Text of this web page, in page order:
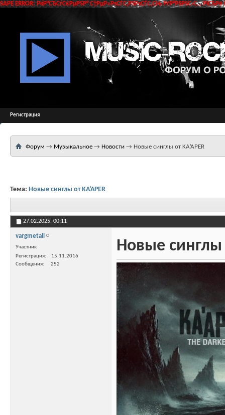
SAPE ERROR: РќР°СЂСѓС€РµРЅР° С†РµР»РѕСЃС‚РЅРѕСЃС‚СЊ РґР°РЅРЅС‹С…
Регистрация
Форум → Музыкальное → Новости → Новые синглы от KA’APER
Тема: Новые синглы от KA’APER
27.02.2025, 00:11
vargmetall
Участник
Регистрация
15.11.2016
Сообщения
252
Новые синглы